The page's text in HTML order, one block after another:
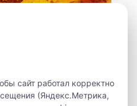
сайт работал корректно
(Яндекс.Метрика,